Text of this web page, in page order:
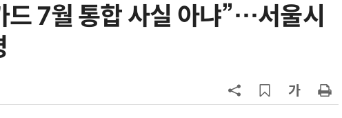
드 7월 통합 사실 아냐”…서울시
6
'게이밍위크' 삼성전자-LG전자 유럽
주가 부양 '총력전'